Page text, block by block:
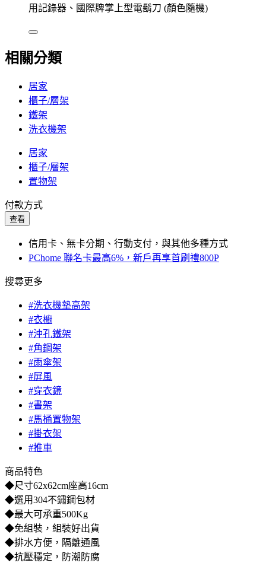
用記錄器、國際牌掌上型電鬍刀 (顏色隨機)
相關分類
居家
櫃子/層架
鐵架
洗衣機架
居家
櫃子/層架
置物架
付款方式
查看
信用卡、無卡分期、行動支付，與其他多種方式
PChome 聯名卡最高6%，新戶再享首刷禮800P
搜尋更多
#洗衣機墊高架
#衣櫥
#沖孔鐵架
#角鋼架
#雨傘架
#屏風
#穿衣鏡
#書架
#馬桶置物架
#掛衣架
#推車
商品特色
◆尺寸62x62cm座高16cm
◆選用304不鏽鋼包材
◆最大可承重500Kg
◆免組裝，組裝好出貨
◆排水方便，隔離通風
◆抗壓穩定，防潮防腐